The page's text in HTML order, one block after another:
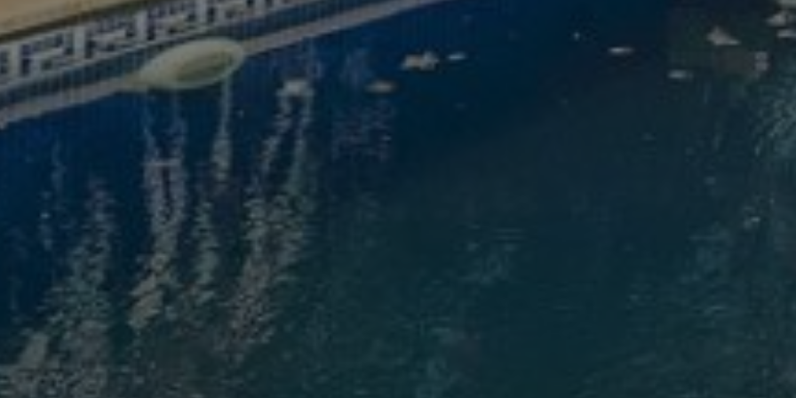
Acheter Villa 7 pièces 470 m² Marrakech Acheter Villa 5 pièces 500 m²